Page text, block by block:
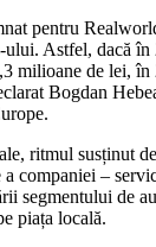
pentru
ului. Astfel, dacă
milioane de lei, în
Bogdan
ritmul susținut
companiei –
segmentului de
piața locală.